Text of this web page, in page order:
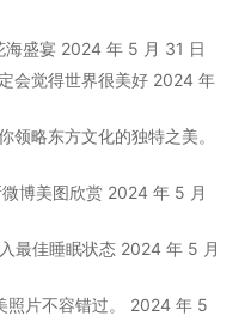
海盛宴 2024 年 5 月 31 日
会觉得世界很美好 2024 年
领略东方文化的独特之美。
博美图欣赏 2024 年 5 月
最佳睡眠状态 2024 年 5 月
片不容错过。
2024 年 5